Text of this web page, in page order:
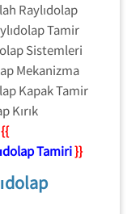
Raylıdolap
Tamir
Sistemleri
Mekanizma
Kapak Tamir
Kırık
{{
Tamiri}}